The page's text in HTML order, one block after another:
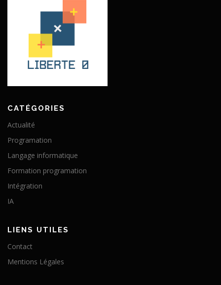
CATÉGORIES
Actualité
Programation
Langage informatique
Formation programation
Intégration
IA
LIENS UTILES
Contact
Mentions Légales